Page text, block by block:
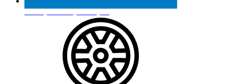
Реестр МинПромТорга